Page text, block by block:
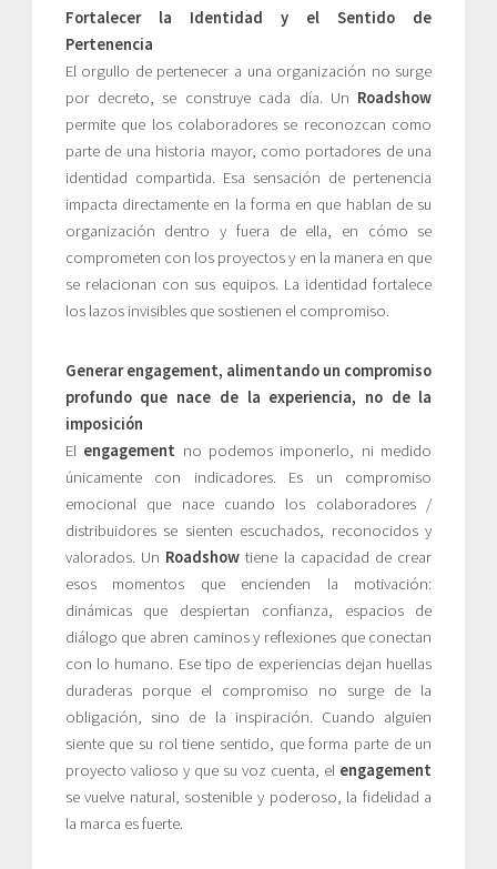
Fortalecer la Identidad y el Sentido de
Pertenencia
El orgullo de pertenecer a una organización no surge
por decreto, se construye cada día. Un Roadshow
permite que los colaboradores se reconozcan como
parte de una historia mayor, como portadores de una
identidad compartida. Esa sensación de pertenencia
impacta directamente en la forma en que hablan de su
organización dentro y fuera de ella, en cómo se
comprometen con los proyectos y en la manera en que
se relacionan con sus equipos. La identidad fortalece
los lazos invisibles que sostienen el compromiso.
Generarengagement, alimentando un compromiso
profundo que nace de la experiencia, no de la
imposición
El engagement no podemos imponerlo, ni medido
únicamente con indicadores. Es un compromiso
emocional que nace cuando los colaboradores /
distribuidores se sienten escuchados, reconocidos y
valorados. Un Roadshow tiene la capacidad de crear
esos momentos que encienden la motivación:
dinámicas que despiertan confianza, espacios de
diálogo que abren caminos y reflexiones que conectan
con lo humano. Ese tipo de experiencias dejan huellas
duraderas porque el compromiso no surge de la
obligación, sino de la inspiración. Cuando alguien
siente que su rol tiene sentido, que forma parte de un
proyecto valioso y que su voz cuenta, el engagement
se vuelve natural, sostenible y poderoso, la fidelidad a
la marca es fuerte.